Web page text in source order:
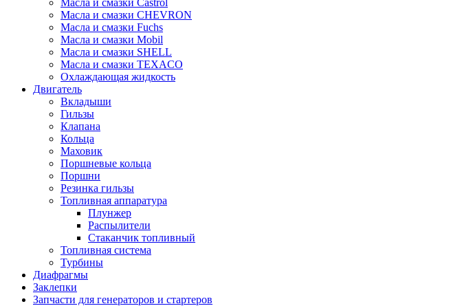
Масла и смазки CHEVRON
Масла и смазки Fuchs
Масла и смазки Mobil
Масла и смазки SHELL
Масла и смазки TEXACO
Охлаждающая жидкость
Двигатель
Вкладыши
Гильзы
Клапана
Кольца
Маховик
Поршневые кольца
Поршни
Резинка гильзы
Топливная аппаратура
Плунжер
Распылители
Стаканчик топливный
Топливная система
Турбины
Диафрагмы
Заклепки
Запчасти для генераторов и стартеров